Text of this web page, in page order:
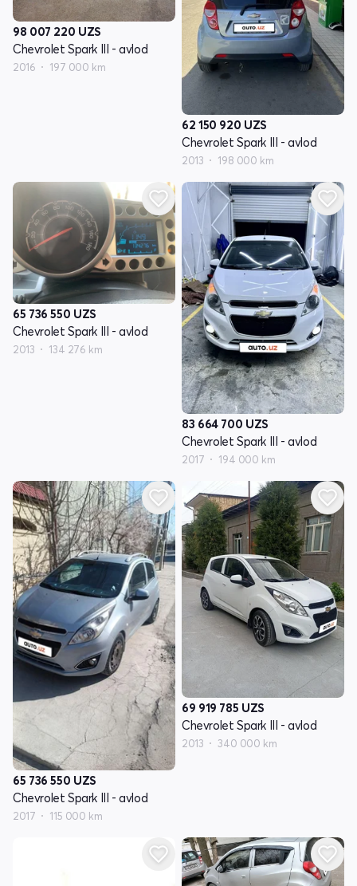
98 007 220 UZS
Chevrolet Spark III - avlod
2016 197 000 km
62 150 920 UZS
Chevrolet Spark III - avlod
2013 198 000 km
65 736 550 UZS
Chevrolet Spark III - avlod
2013 134 276 km
83 664 700 UZS
Chevrolet Spark III - avlod
2017 194 000 km
65 736 550 UZS
Chevrolet Spark III - avlod
2017 115 000 km
69 919 785 UZS
Chevrolet Spark III - avlod
2013 340 000 km